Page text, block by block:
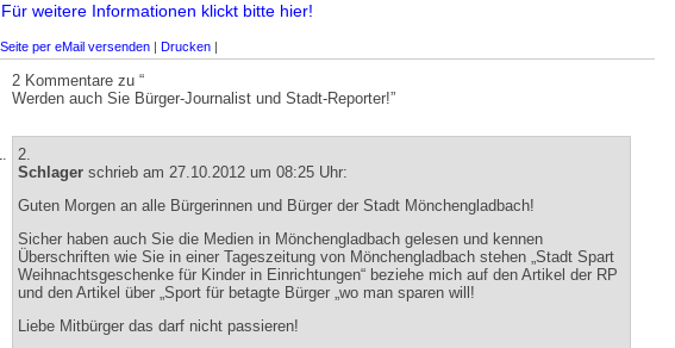
Für weitere Informationen klickt bitte hier!
Seite per eMail versenden | Drucken |
2 Kommentare zu “
Werden auch Sie Bürger-Journalist und Stadt-Reporter!”
2.
Schlager schrieb am 27.10.2012 um 08:25 Uhr:
Guten Morgen an alle Bürgerinnen und Bürger der Stadt Mönchengladbach!
Sicher haben auch Sie die Medien in Mönchengladbach gelesen und kennen
Überschriften wie Sie in einer Tageszeitung von Mönchengladbach stehen „Stadt Spart
Weihnachtsgeschenke für Kinder in Einrichtungen“ beziehe mich auf den Artikel der RP
und den Artikel über „Sport für betagte Bürger „wo man sparen will!
Liebe Mitbürger das darf nicht passieren!